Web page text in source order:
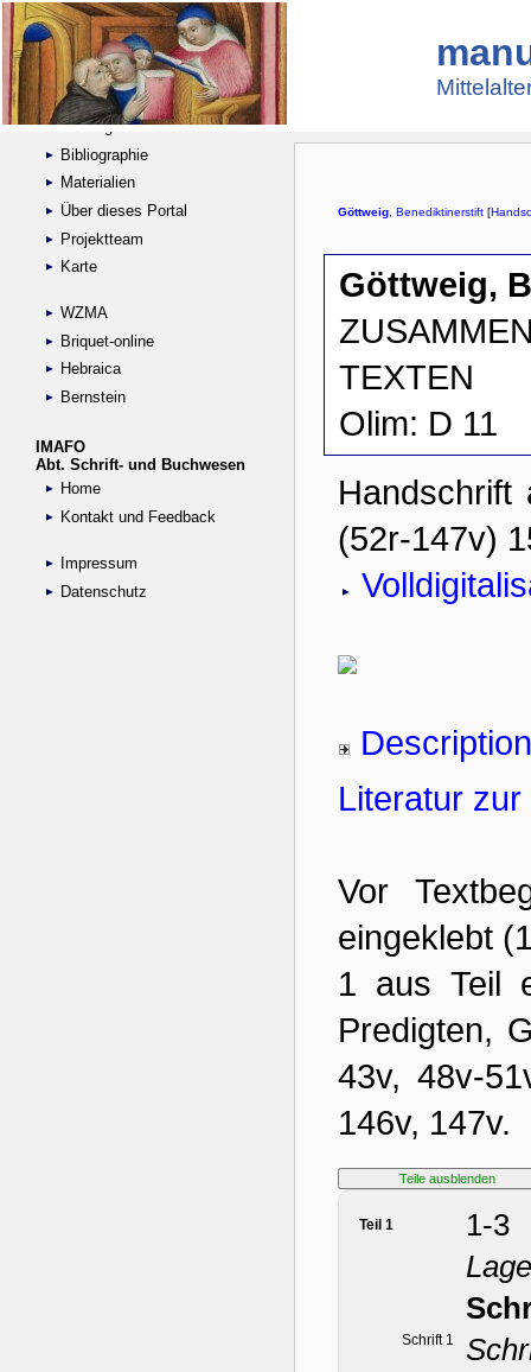
Suche
Handschriftensammlungen
Digitalisierte Handschriften
Kataloge
Bibliographie
Materialien
Über dieses Portal
Projektteam
Karte
WZMA
Briquet-online
Hebraica
Bernstein
IMAFO
Abt. Schrift- und Buchwesen
Home
Kontakt und Feedback
Impressum
Datenschutz